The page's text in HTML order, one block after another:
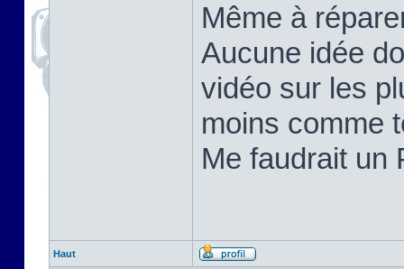
Même à
Aucune idée
vidéo sur les
moins comme
Me faudrait un
Haut